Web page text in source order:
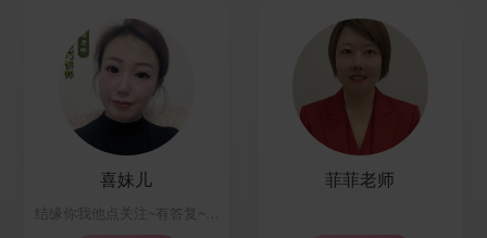
喜妹儿
结缘你我他点关注~有答复~手拉手
菲菲老师